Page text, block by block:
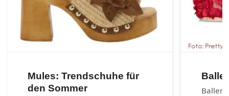
Mules: Trendschuhe für
den Sommer